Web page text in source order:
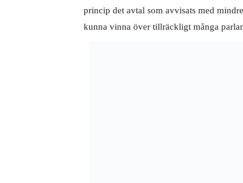
princip det avtal som avvisats med
kunna vinna över tillräckligt många